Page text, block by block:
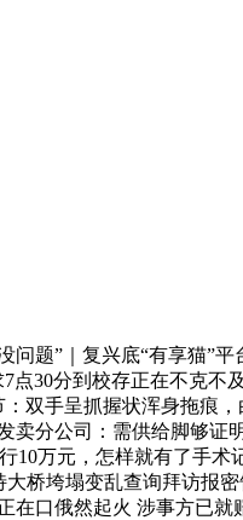
”｜复兴底“有享猫”
30分到校存正在不克
双手呈抓握状浑身拖痕
分公司：需供给脚够
万元，怎样就有了手
桥垮塌变乱查询拜访
口俄然起火 涉事方已